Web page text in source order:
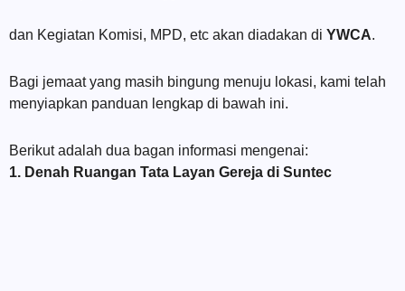
dan Kegiatan Komisi, MPD, etc akan diadakan di YWCA.
Bagi jemaat yang masih bingung menuju lokasi, kami telah
menyiapkan panduan lengkap di bawah ini.
Berikut adalah dua bagan informasi mengenai:
1. Denah Ruangan Tata Layan Gereja di Suntec